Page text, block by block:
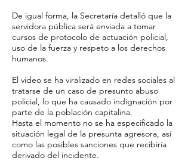
De igual forma, la Secretaría detalló que la
servidora pública será enviada a tomar
cursos de protocolo de actuación policial,
uso de la fuerza y respeto a los derechos
humanos.
El video se ha viralizado en redes sociales al
tratarse de un caso de presunto abuso
policial, lo que ha causado indignación por
parte de la población capitalina.
Hasta el momento no se ha especificado la
situación legal de la presunta agresora, así
como las posibles sanciones que recibiría
derivado del incidente.